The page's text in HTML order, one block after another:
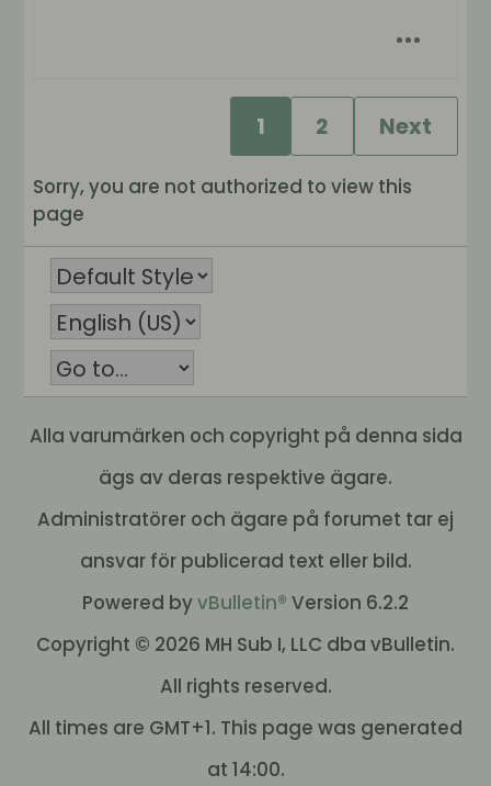
1 2 Next
Sorry, you are not authorized to view this
page
Alla varumärken och copyright på denna sida
ägs av deras respektive ägare.
Administratörer och ägare på forumet tar ej
ansvar för publicerad text eller bild.
Powered byvBulletin® Version 6.2.2
Copyright © 2026 MH Sub I, LLC dba vBulletin.
All rights reserved.
All times are GMT+1. This page was generated
at 14:00.